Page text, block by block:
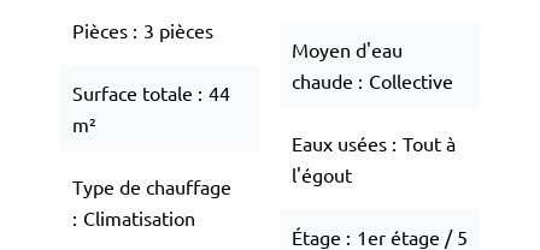
Pièces 3 pièces
Surface totale
44
m²
Type de chauffage
Climatisation
Moyen d'eau
chaude
Collective
Eaux usées
Tout à
l'égout
Étage 1er étage / 5